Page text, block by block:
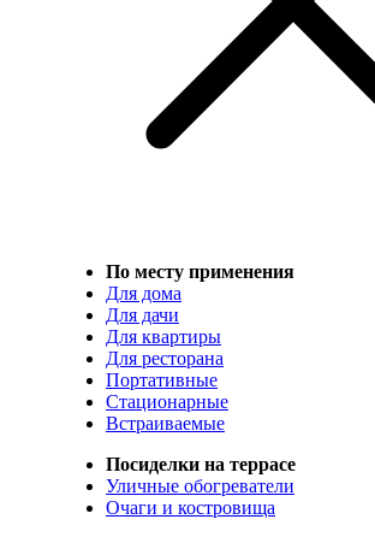
По месту применения
Для дома
Для дачи
Для квартиры
Для ресторана
Портативные
Стационарные
Встраиваемые
Посиделки на террасе
Уличные обогреватели
Очаги и костровища